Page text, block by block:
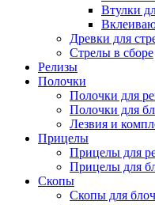
Втулки
Древки для
Стрелы в сборе
Релизы
Полочки
Полочки для
Полочки для
Лезвия и
Прицелы
Прицелы для
Прицелы для
Скопы
Скопы для